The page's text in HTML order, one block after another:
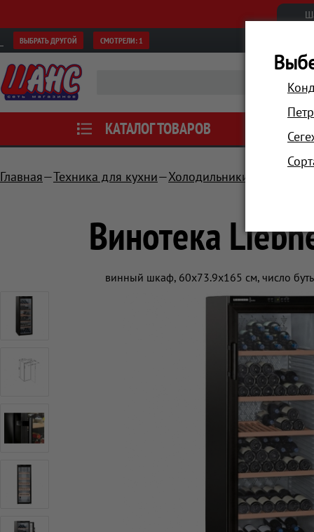
ВЫБРАТЬ ДРУГОЙ СМОТРЕЛИ: 1
КАТАЛОГ ТОВАРОВ АКЦИИ
Главная Техника для кухни Холодильники и
Винотека
винный шкаф, 60x73.9x165 см, число